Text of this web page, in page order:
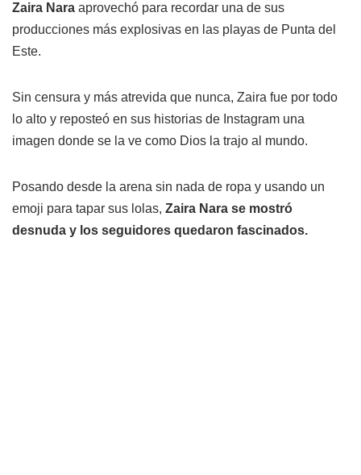
Zaira Nara aprovechó para recordar una de sus
producciones más explosivas en las playas de Punta del
Este.
Sin censura y más atrevida que nunca, Zaira fue por todo
lo alto y reposteó en sus historias de Instagram una
imagen donde se la ve como Dios la trajo al mundo.
Posando desde la arena sin nada de ropa y usando un
emoji para tapar sus lolas, Zaira Nara se mostró
desnuda y los seguidores quedaron fascinados.